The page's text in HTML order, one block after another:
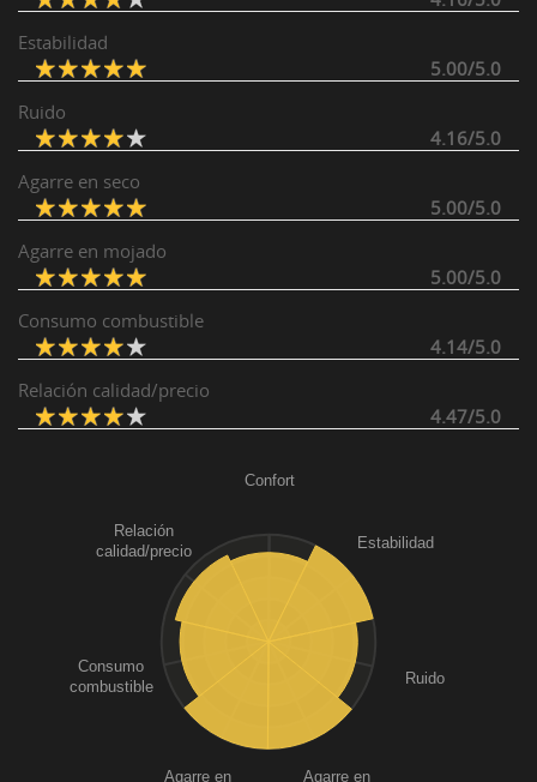
Estabilidad
5.00/5.0
Ruido
4.16/5.0
Agarre en seco
5.00/5.0
Agarre en mojado
5.00/5.0
Consumo combustible
4.14/5.0
Relación calidad/precio
4.47/5.0
Confort
Estabilidad
Ruido
Agarre en
Agarre en
Consumo
combustible
Relación
calidad/precio